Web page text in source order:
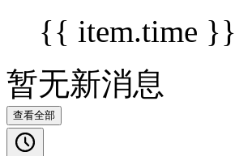
{{ item.time }}
暂无新消息
查看全部